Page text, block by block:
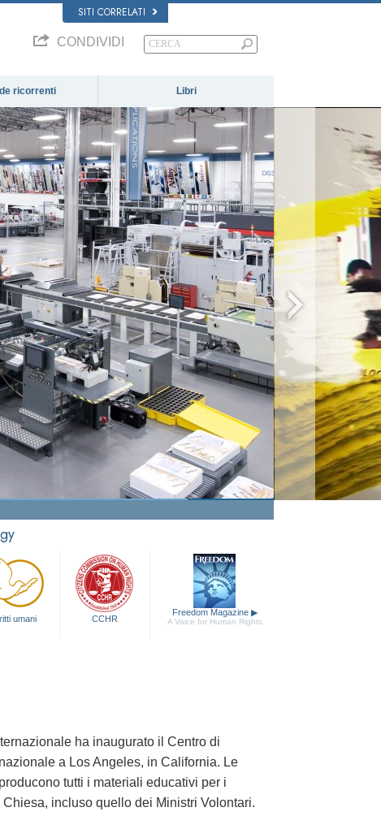
SITI CORRELATI
CONDIVIDI
ricorrenti Libri
umani CCHR
Freedom Magazine ▶
A Voice for Human Rights
ha inaugurato il Centro di
a Los Angeles, in California. Le
tutti i materiali educativi per i
incluso quello dei Ministri Volontari.